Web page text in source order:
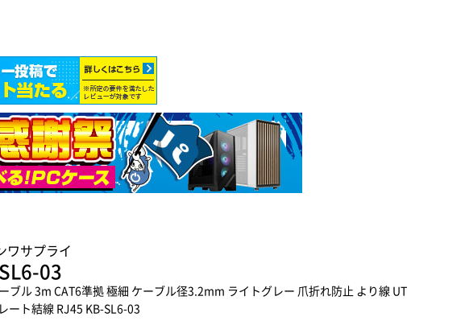
ワサプライ
03
ブル 3m CAT6準拠 極細 ケーブル径3.2mm ライトグレー 爪折れ防止 より線 UT
ート結線 RJ45 KB-SL6-03